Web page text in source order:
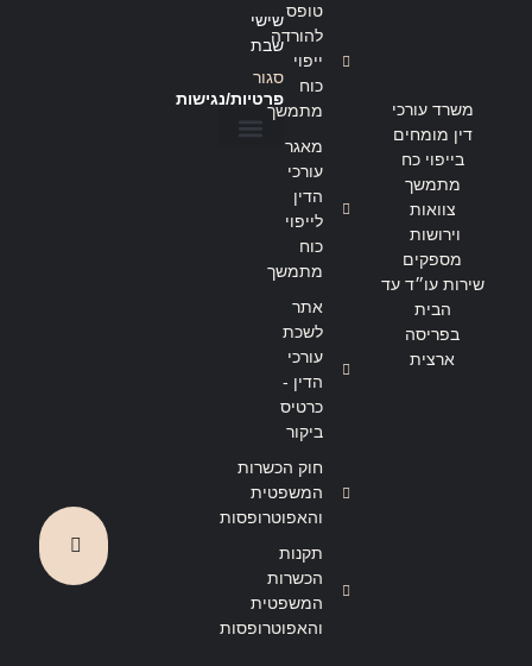
משרד עורכי
דין מומחים
בייפוי כח
מתמשך
צוואות
וירושות
מספקים
שירות עו״ד עד
הבית
בפריסה
ארצית
טופס
להורדה
ייפוי
כוח
מתמשך
מאגר
עורכי
הדין
לייפוי
כוח
מתמשך
אתר
לשכת
עורכי
הדין -
כרטיס
ביקור
חוק הכשרות
המשפטית
והאפוטרופסות
תקנות
הכשרות
המשפטית
והאפוטרופסות
שישי
שבת
סגור
פרטיות/נגישות